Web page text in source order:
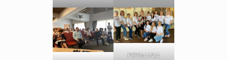
ΡΟΥΜΑΝΙΑ